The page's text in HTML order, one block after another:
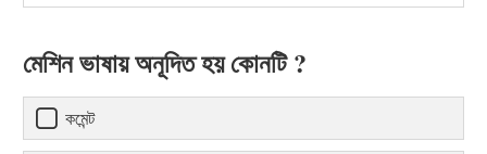
মেশিন ভাষায় অনূদিত হয় কোনটি ?
কমেন্ট